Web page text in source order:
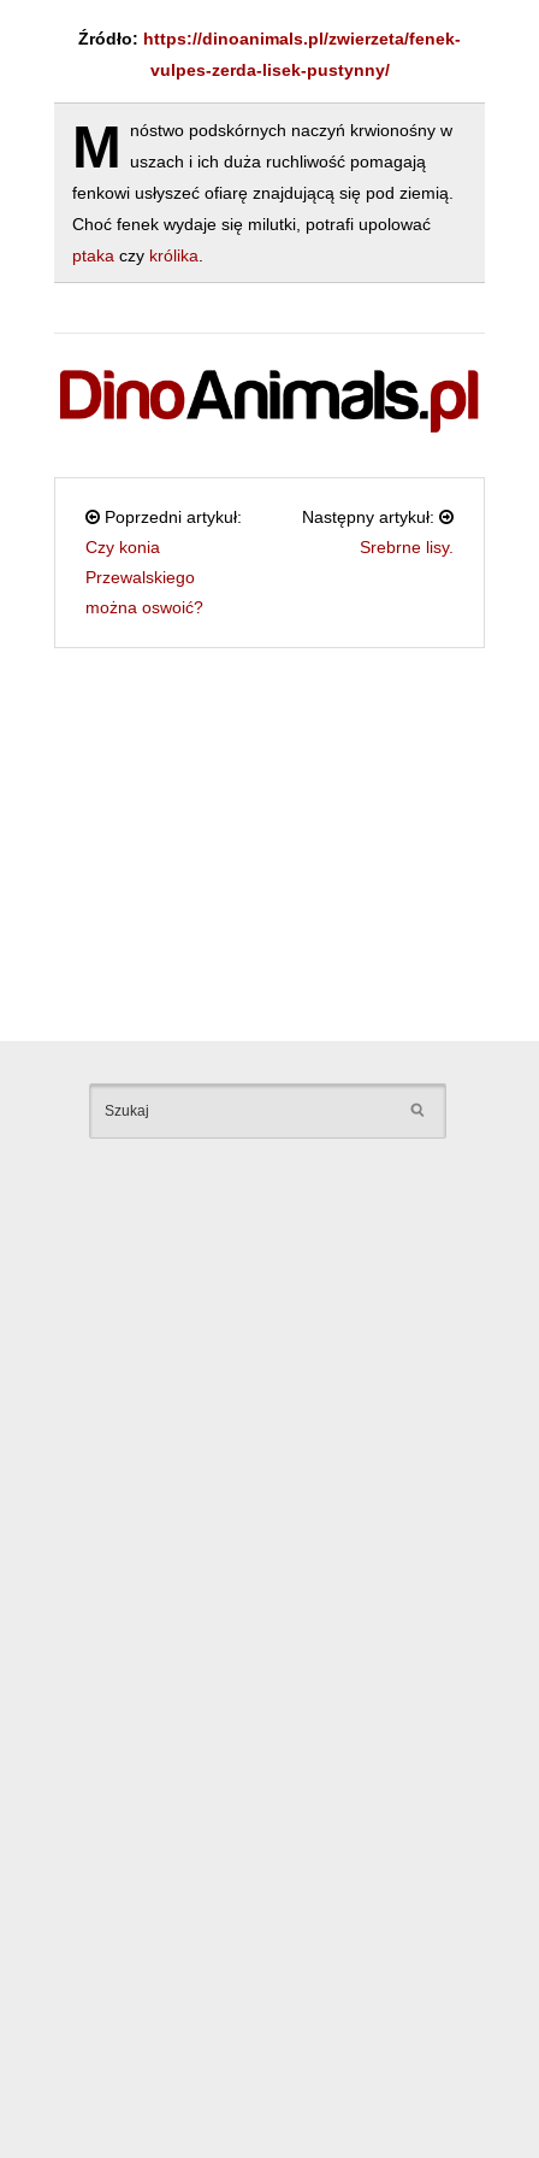
Źródło: https://dinoanimals.pl/zwierzeta/fenek-
vulpes-zerda-lisek-pustynny/
M
nóstwo podskórnych naczyń krwionośny w
uszach i ich duża ruchliwość pomagają
fenkowi usłyszeć ofiarę znajdującą się pod ziemią.
Choć fenek wydaje się milutki, potrafi upolować
ptaka czy królika
Poprzedni artykuł:
Czy konia
Przewalskiego
można oswoić?
Następny artykuł:
Srebrne lisy.